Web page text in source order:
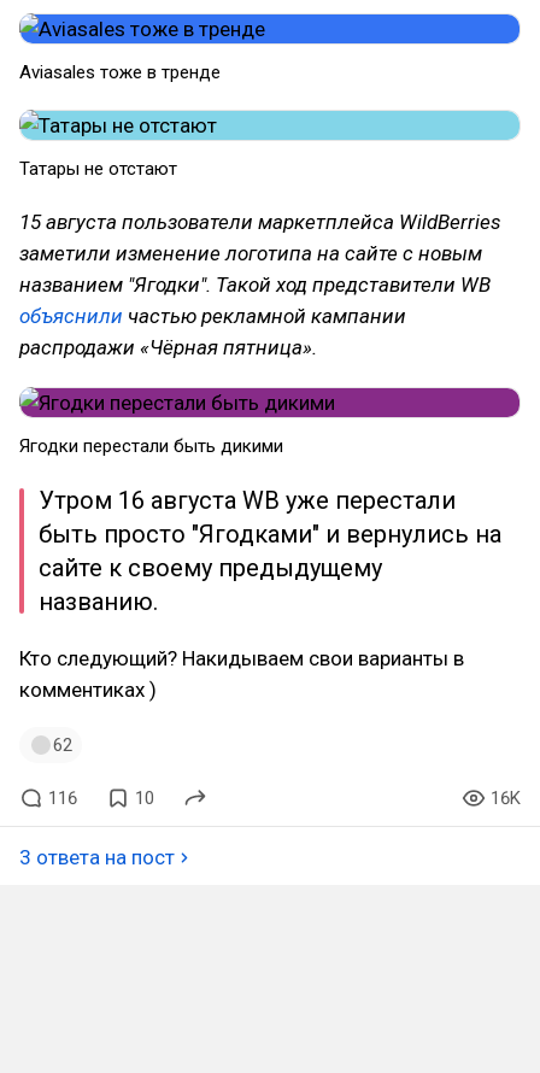
Aviasales тоже в тренде
Татары не отстают
15 августа пользователи маркетплейса WildBerries
заметили изменение логотипа на сайте с новым
названием "Ягодки". Такой ход представители WB
объяснили частью рекламной кампании
распродажи «Чёрная пятница».
Ягодки перестали быть дикими
Утром 16 августа WB уже перестали
быть просто "Ягодками" и вернулись на
сайте к своему предыдущему
названию.
Кто следующий? Накидываем свои варианты в
комментиках )
62
116 10 16K
3 ответа на пост